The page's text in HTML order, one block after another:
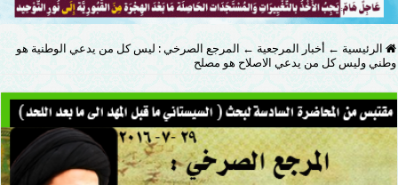
الرئيسية ← أخبار المرجعية ← المرجع الصرخي : ليس كل من يدعي الوطنية هو
وطني وليس كل من يدعي الاصلاح هو مصلح